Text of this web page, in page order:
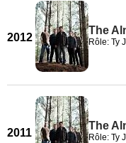
2012
The
Rôle: Ty
2011
The
Rôle: Ty